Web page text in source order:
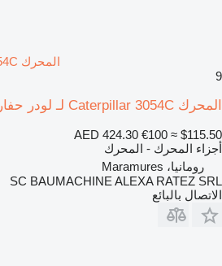
المحرك Caterpillar 3054C لـ لودر حفار
9
المحرك Caterpillar 3054C لـ لودر حفار
AED 424.30 €100 ≈ $115.50
أجزاء المحرك - المحرك
رومانيا، Maramures
SC BAUMACHINE ALEXA RATEZ SRL
الاتصال بالبائع